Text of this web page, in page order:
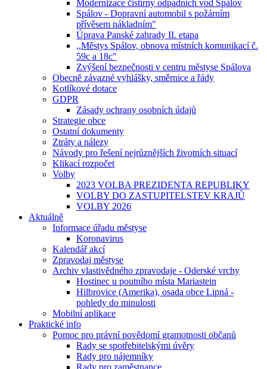
Modernizace čistírny odpadních vod Spálov
Spálov - Dopravní automobil s požárním
přívěsem nákladním"
Úprava Panské zahrady II. etapa
,,Městys Spálov, obnova místních komunikací č.
59c a 18c"
Zvýšení bezpečnosti v centru městyse Spálova
Obecně závazné vyhlášky, směrnice a řády
Kotlíkové dotace
GDPR
Zásady ochrany osobních údajů
Strategie obce
Ostatní dokumenty
Ztráty a nálezy
Návody pro řešení nejrůznějších životních situací
Klikací rozpočet
Volby
2023 VOLBA PREZIDENTA REPUBLIKY
VOLBY DO ZASTUPITELSTEV KRAJŮ
VOLBY 2026
Aktuálně
Informace úřadu městyse
Koronavirus
Kalendář akcí
Zpravodaj městyse
Archiv vlastivědného zpravodaje - Oderské vrchy
Hostinec u poutního místa Mariastein
Hilbrovice (Amerika), osada obce Lipná -
pohledy do minulosti
Mobilní aplikace
Praktické info
Pomoc pro právní povědomí gramotnosti občanů
Rady se spotřebitelskými úvěry
Rady pro nájemníky
Rady pro zaměstnance